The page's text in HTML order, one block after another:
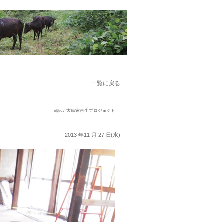
一覧に戻る
日記 / 古民家再生プロジェクト
2013 年11 月 27 日(水)